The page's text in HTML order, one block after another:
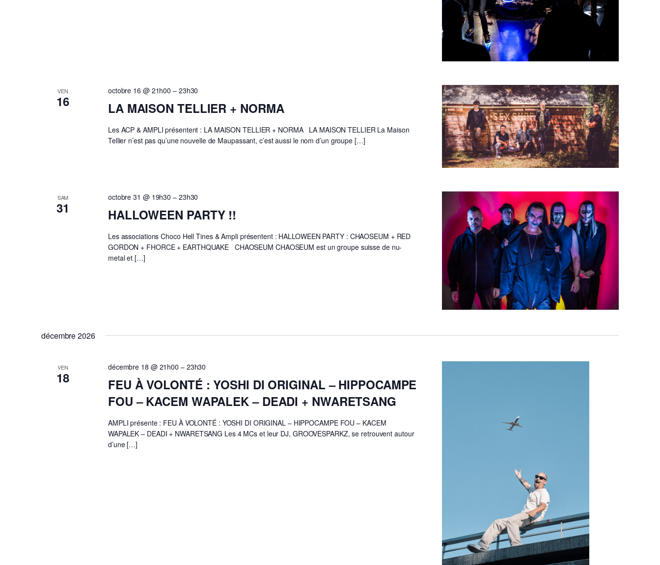
VEN
16 LA MAISON TELLIER + NORMA
octobre 16 @ 21h00 – 23h30
Les ACP & AMPLI présentent : LA MAISON TELLIER + NORMA LA MAISON TELLIER La Maison
Tellier n’est pas qu’une nouvelle de Maupassant, c’est aussi le nom d’un groupe […]
SAM
31 HALLOWEEN PARTY !!
octobre 31 @ 19h30 – 23h30
Les associations Choco Hell Tines & Ampli présentent : HALLOWEEN PARTY : CHAOSEUM + RED
GORDON + FHORCE + EARTHQUAKE CHAOSEUM CHAOSEUM est un groupe suisse de nu-
metal et […]
décembre 2026
VEN
18
FEU À VOLONTÉ : YOSHI DI ORIGINAL – HIPPOCAMPE
FOU – KACEM WAPALEK – DEADI + NWARETSANG
décembre 18 @ 21h00 – 23h30
AMPLI présente : FEU À VOLONTÉ : YOSHI DI ORIGINAL – HIPPOCAMPE FOU – KACEM
WAPALEK – DEADI + NWARETSANG Les 4 MCs et leur DJ, GROOVESPARKZ, se retrouvent autour
d’une […]